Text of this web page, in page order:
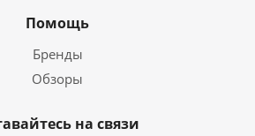
Помощь
Бренды
Обзоры
на связи